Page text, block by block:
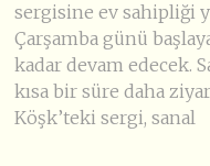
sergisine ev sahipliği
Çarşamba günü
kadar devam edecek.
kısa bir süre daha
Köşk’teki sergi, sanal